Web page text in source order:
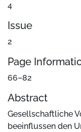
4
Issue
2
Page
66–82
Abstract
Gesellschaftliche
beeinflussen den